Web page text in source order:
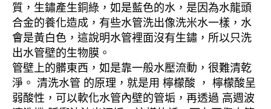
質，生鏽產生銅綠，如是藍色的水，是因為水龍頭
合金的養化造成，有些水管洗出像洗米水一樣，水
會是黃白色，這說明水管裡面沒有生鏽，所以只洗
出水管壁的生物膜。
管壁上的髒東西，如是靠一般水壓流動，很難清乾
淨。 清洗水管 的原理，就是用 檸檬酸 ， 檸檬酸呈
弱酸性，可以軟化水管內壁的管垢，再透過 高週波